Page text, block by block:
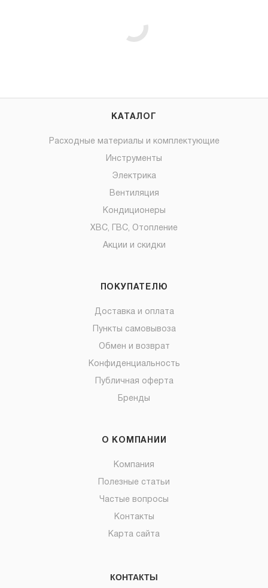
КАТАЛОГ
Расходные материалы и комплектующие
Инструменты
Электрика
Вентиляция
Кондиционеры
ХВС, ГВС, Отопление
Акции и скидки
ПОКУПАТЕЛЮ
Доставка и оплата
Пункты самовывоза
Обмен и возврат
Конфиденциальность
Публичная оферта
Бренды
О КОМПАНИИ
Компания
Полезные статьи
Частые вопросы
Контакты
Карта сайта
КОНТАКТЫ